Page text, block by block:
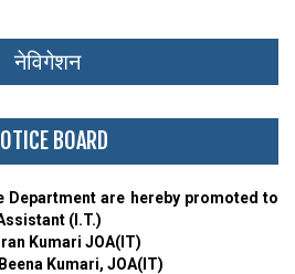
नेविगेशन
BOARD
Department are hereby promoted to
(I.T.)
Kumari JOA(IT)
Kumari, JOA(IT)